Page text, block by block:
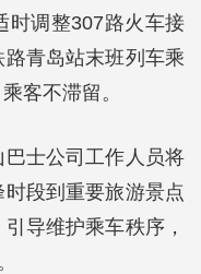
时调整307路火车接
青岛站末班列车乘
客不滞留。
士公司工作人员将
段到重要旅游景点
导维护乘车秩序，